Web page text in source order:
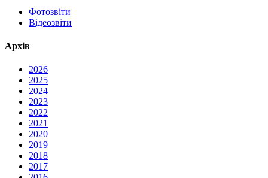
Фотозвіти
Відеозвіти
Архів
2026
2025
2024
2023
2022
2021
2020
2019
2018
2017